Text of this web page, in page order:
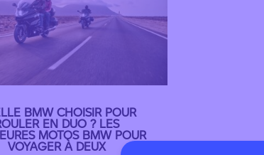
BMW CHOISIR POUR
EN DUO ? LES
MOTOS BMW POUR
VOYAGER À DEUX